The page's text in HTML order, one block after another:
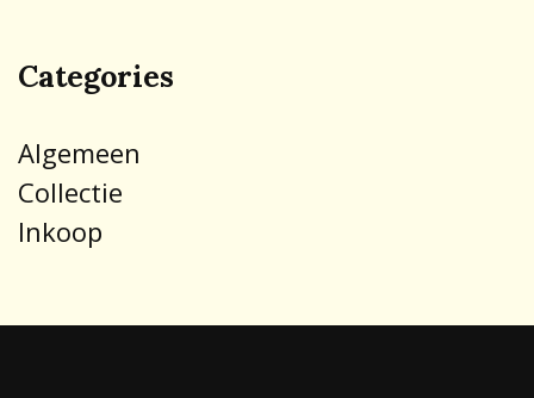
Categories
Algemeen
Collectie
Inkoop